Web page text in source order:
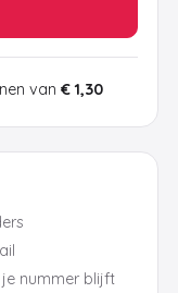
nummer blijft
van € 1,30